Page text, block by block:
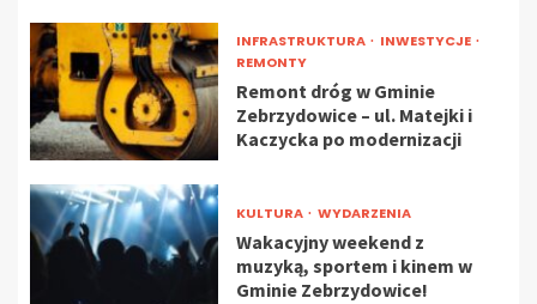
INFRASTRUKTURA
INWESTYCJE
REMONTY
Remont dróg w Gminie
Zebrzydowice – ul. Matejki i
Kaczycka po modernizacji
KULTURA WYDARZENIA
Wakacyjny weekend z
muzyką, sportem i kinem w
Gminie Zebrzydowice!